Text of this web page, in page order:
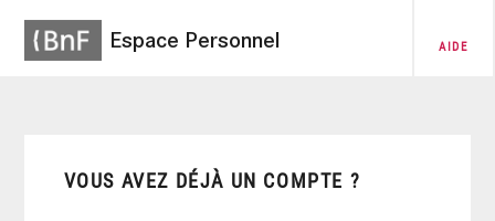
Espace Personnel AIDE
VOUS AVEZ DÉJÀ UN COMPTE ?